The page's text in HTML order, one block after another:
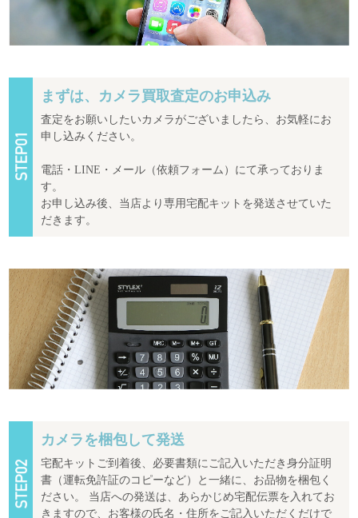
まずは、カメラ買取査定のお申込み
査定をお願いしたいカメラがございましたら、お気軽にお
申し込みください。
電話・LINE・メール（依頼フォーム）にて承っておりま
す。
お申し込み後、当店より専用宅配キットを発送させていた
だきます。
カメラを梱包して発送
宅配キットご到着後、必要書類にご記入いただき身分証明
書（運転免許証のコピーなど）と一緒に、お品物を梱包く
ださい。 当店への発送は、あらかじめ宅配伝票を入れてお
きますので、お客様の氏名・住所をご記入いただくだけで